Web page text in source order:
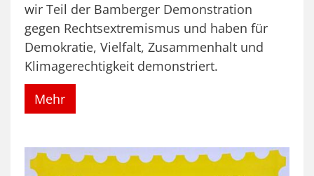
wir Teil der Bamberger Demonstration
gegen Rechtsextremismus und haben für
Demokratie, Vielfalt, Zusammenhalt und
Klimagerechtigkeit demonstriert.
Mehr